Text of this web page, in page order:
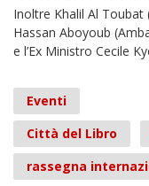
Inoltre Khalil Al Toubat
Hassan Aboyoub
e l’Ex Ministro Cecile
Eventi
Città del Libro
rassegna